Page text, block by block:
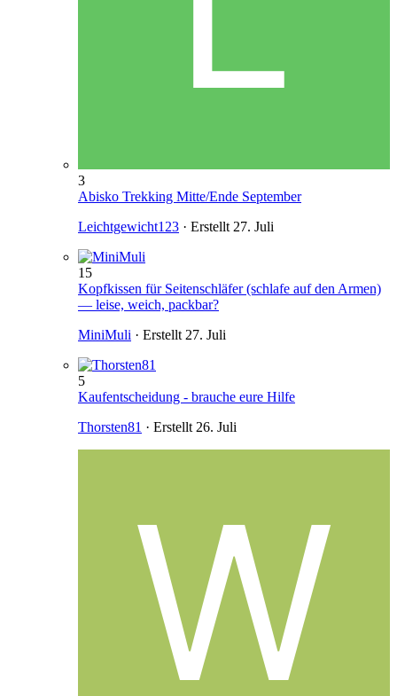
3
Abisko Trekking Mitte/Ende September
Leichtgewicht123 · Erstellt 27. Juli
15
Kopfkissen für Seitenschläfer (schlafe auf den Armen)
— leise, weich, packbar?
MiniMuli · Erstellt 27. Juli
5
Kaufentscheidung - brauche eure Hilfe
Thorsten81 · Erstellt 26. Juli